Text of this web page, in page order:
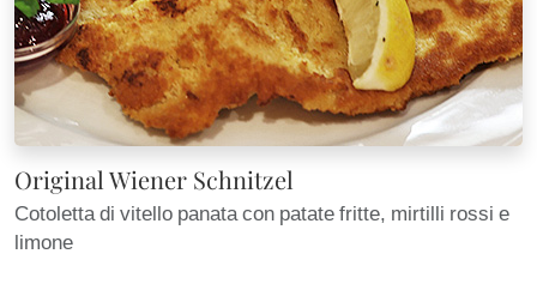
Original Wiener Schnitzel
Cotoletta di vitello panata con patate fritte, mirtilli rossi e
limone